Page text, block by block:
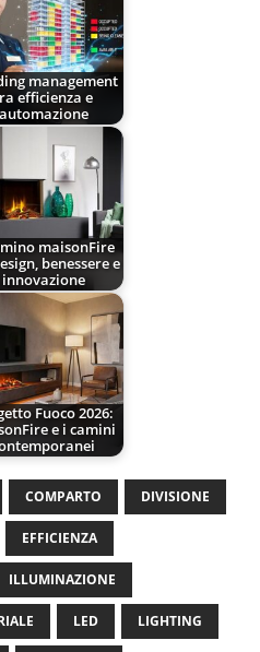
management
efficienza e
automazione
maisonFire
benessere e
innovazione
Fuoco 2026:
e i camini
COMPARTO DIVISIONE
EFFICIENZA
ILLUMINAZIONE
LED LIGHTING